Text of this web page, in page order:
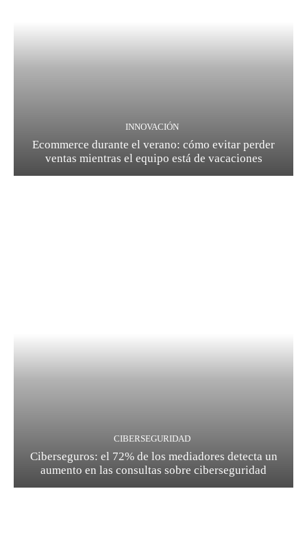
INNOVACIÓN
Ecommerce durante el verano: cómo evitar perder
ventas mientras el equipo está de vacaciones
CIBERSEGURIDAD
Ciberseguros: el 72% de los mediadores detecta un
aumento en las consultas sobre ciberseguridad